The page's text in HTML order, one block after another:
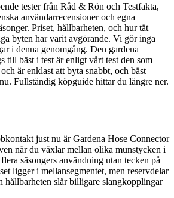
tester från Råd & Rön och Testfakta,
användarrecensioner och egna
Priset, hållbarheten, och hur tät
byten har varit avgörande. Vi gör inga
i denna genomgång. Den gardena
till bäst i test är enligt vårt test den som
är enklast att byta snabbt, och bäst
Fullständig köpguide hittar du längre ner.
just nu är Gardena Hose Connector
när du växlar mellan olika munstycken i
säsongers användning utan tecken på
ligger i mellansegmentet, men reservdelar
hållbarheten slår billigare slangkopplingar